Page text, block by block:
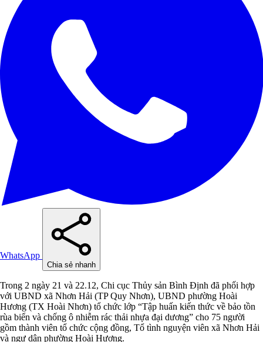
WhatsApp
Chia sẻ nhanh
Trong 2 ngày 21 và 22.12, Chi cục Thủy sản Bình Định đã phối hợp
với UBND xã Nhơn Hải (TP Quy Nhơn), UBND phường Hoài
Hương (TX Hoài Nhơn) tổ chức lớp “Tập huấn kiến thức về bảo tồn
rùa biển và chống ô nhiễm rác thải nhựa đại dương” cho 75 người
gồm thành viên tổ chức cộng đồng, Tổ tình nguyện viên xã Nhơn Hải
và ngư dân phường Hoài Hương.